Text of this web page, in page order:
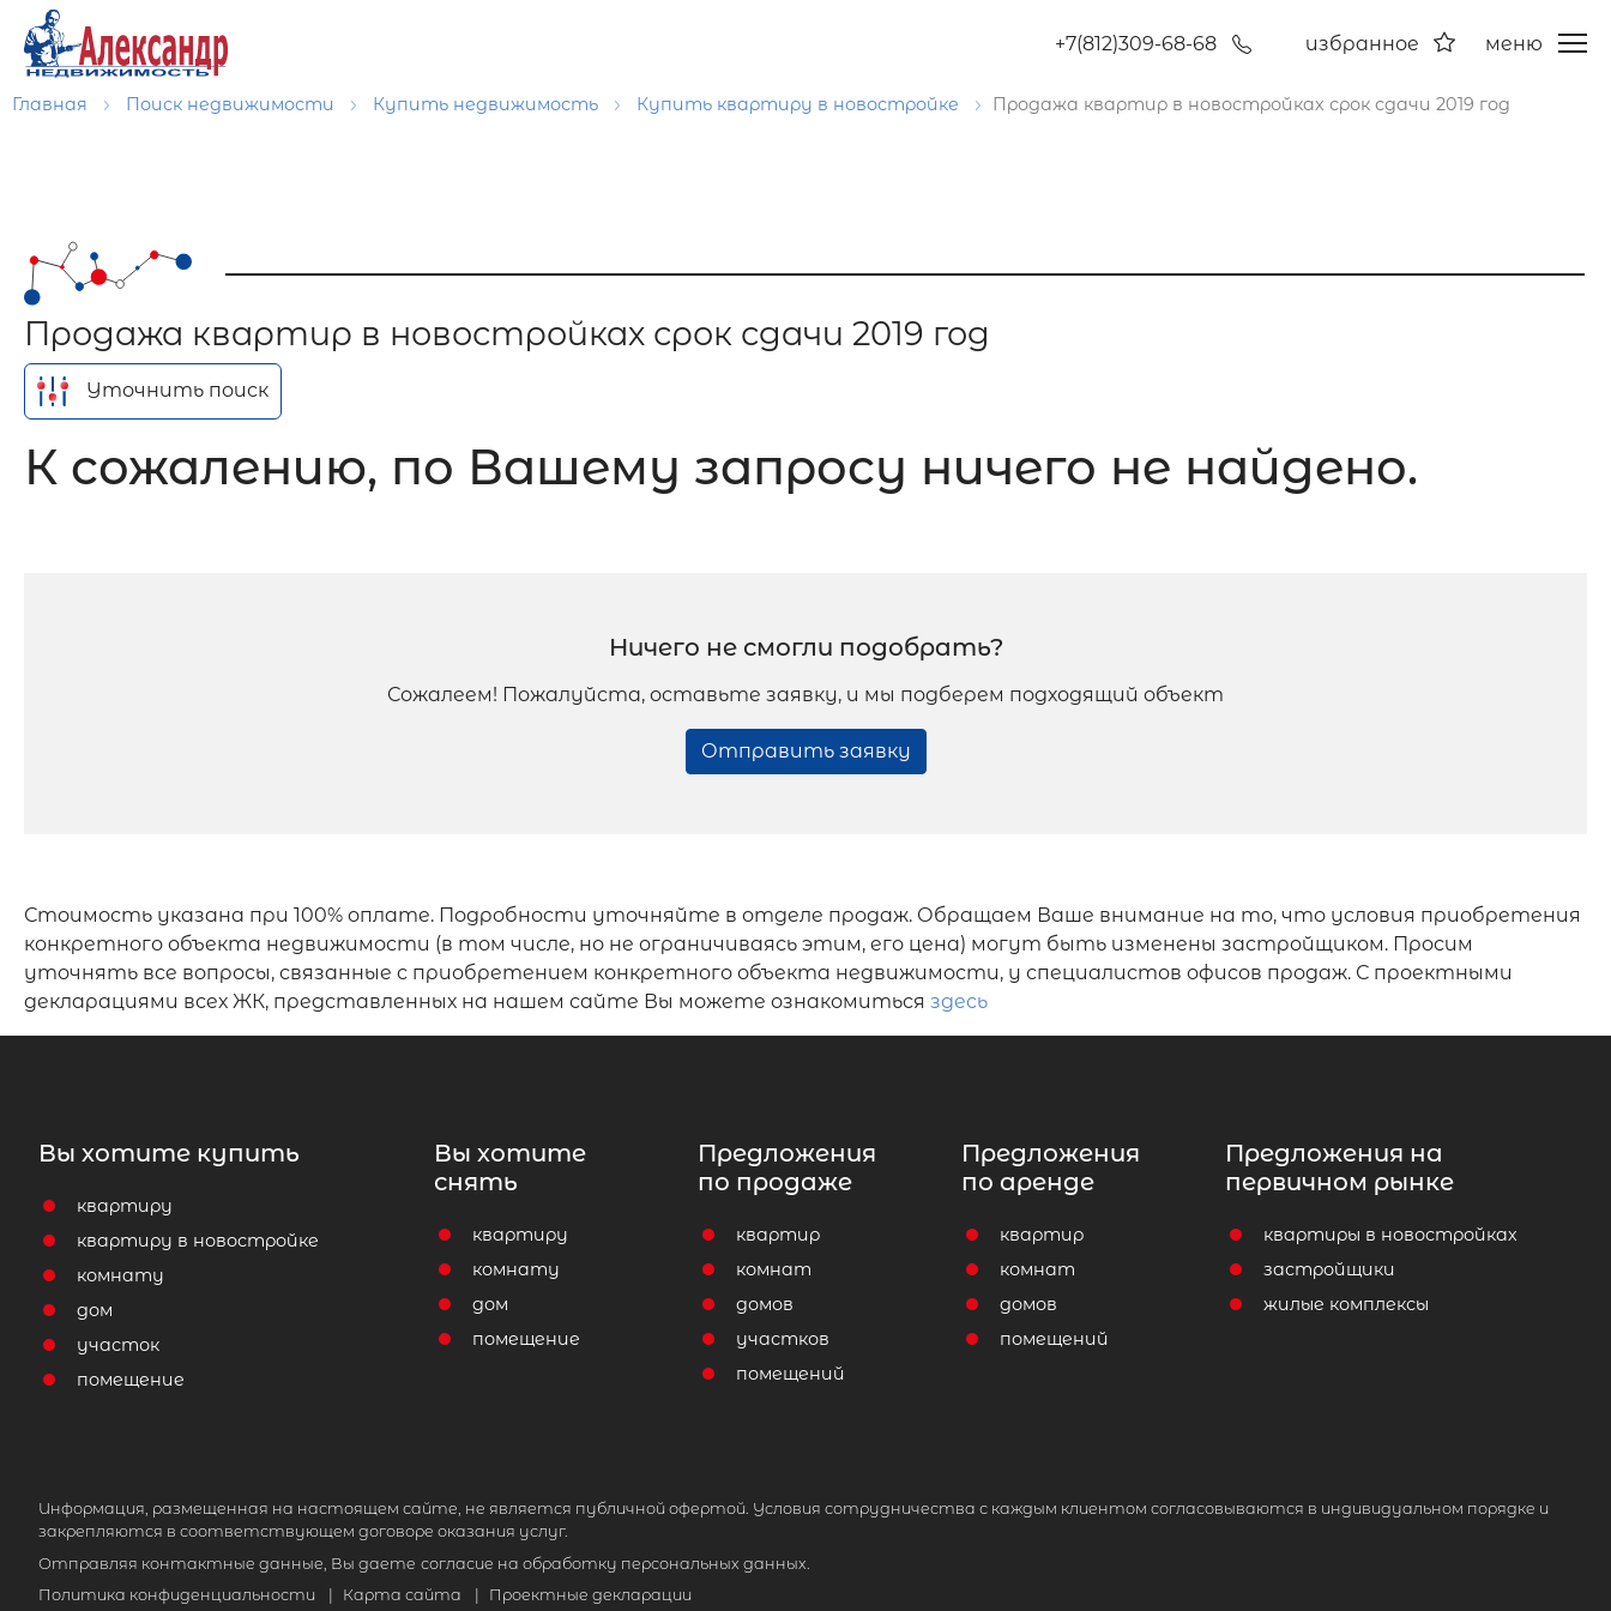
+7(812)309-68-68 избранное меню
Главная Поиск недвижимости Купить недвижимость Купить квартиру в новостройке Продажа квартир в новостройках срок сдачи 2019 год
Продажа квартир в новостройках срок сдачи 2019 год
Уточнить поиск
К сожалению, по Вашему запросу ничего не найдено.
Ничего не смогли подобрать?
Сожалеем! Пожалуйста, оставьте заявку, и мы подберем подходящий объект
Отправить заявку
Стоимость указана при 100% оплате. Подробности уточняйте в отделе продаж. Обращаем Ваше внимание на то, что условия приобретения
конкретного объекта недвижимости (в том числе, но не ограничиваясь этим, его цена) могут быть изменены застройщиком. Просим
уточнять все вопросы, связанные с приобретением конкретного объекта недвижимости, у специалистов офисов продаж. С проектными
декларациями всех ЖК, представленных на нашем сайте Вы можете ознакомиться здесь
Вы хотите купить
квартиру
квартиру в новостройке
комнату
дом
участок
помещение
Вы хотите
снять
квартиру
комнату
дом
помещение
Предложения
по продаже
квартир
комнат
домов
участков
помещений
Предложения
по аренде
квартир
комнат
домов
помещений
Предложения на
первичном рынке
квартиры в новостройках
застройщики
жилые комплексы
Информация, размещенная на настоящем сайте, не является публичной офертой. Условия сотрудничества с каждым клиентом согласовываются в индивидуальном порядке и
закрепляются в соответствующем договоре оказания услуг.
Отправляя контактные данные, Вы даете согласие на обработку персональных данных.
Политика конфиденциальности
Карта сайта Проектные декларации